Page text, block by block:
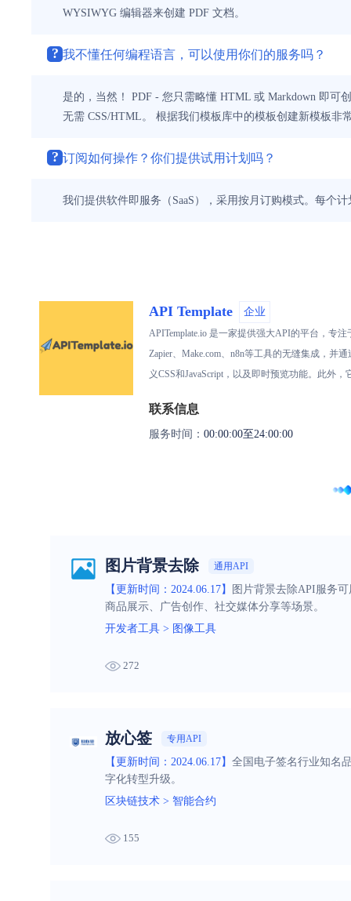
WYSIWYG 编辑器来创建 PDF 文档。
? 我不懂任何编程语言，可以使用你们的服务吗？
是的，当然！ PDF - 您只需略懂 HTML 或 Markdown 即可
无需 CSS/HTML。 根据我们模板库中的模板创建新模板非
? 订阅如何操作？你们提供试用计划吗？
我们提供软件即服务（SaaS），采用按月订购模式。每个
API Template 企业
APITemplate.io 是一家提供强大API的平台，专
Zapier、Make.com、n8n等工具的无缝集成，并
义CSS和JavaScript，以及即时预览功能。此外
联系信息
服务时间： 00:00:00至24:00:00
图片背景去除 通用API
【更新时间：2024.06.17】
图片背景去除API服务
商品展示、广告创作、社交媒体分享等场景。
开发者工具 > 图像工具
272
放心签 专用API
【更新时间：2024.06.17】 全国电子签名行业知名
字化转型升级。
区块链技术 > 智能合约
155